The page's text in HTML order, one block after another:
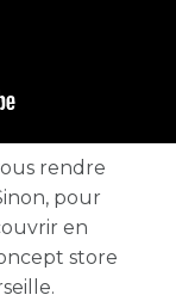
rendre
pour
en
store